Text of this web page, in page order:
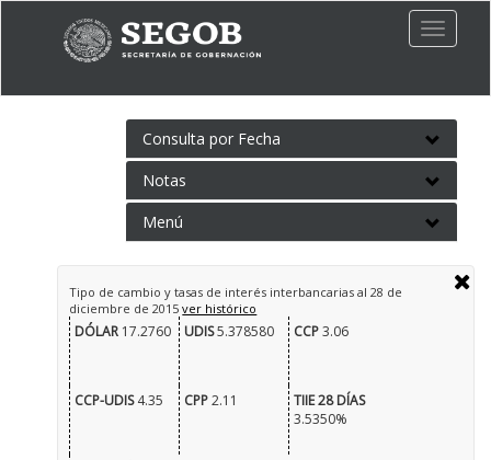
Toggle
Consulta por Fecha
Notas
Menú
Tipo de cambio y tasas de interés interbancarias al 28 de
diciembre de 2015ver histórico
DÓLAR17.2760 UDIS5.378580 CCP3.06
CCP-UDIS4.35 CPP2.11
TIIE 28 DÍAS
3.5350%